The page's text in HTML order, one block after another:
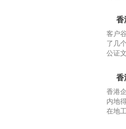
香
客户
了几
公证
香
香港
内地
在地